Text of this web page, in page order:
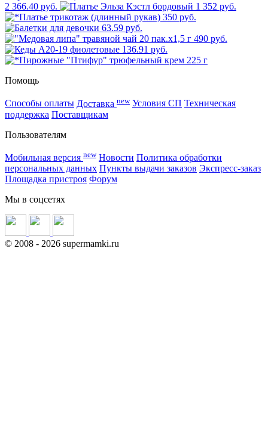
2 366.40 руб.
1 352 руб.
350 руб.
63.59 руб.
490 руб.
136.91 руб.
Помощь
Способы оплаты Доставка new Условия СП Техническая
поддержка Поставщикам
Пользователям
Мобильная версия new Новости Политика обработки
персональных данных Пункты выдачи заказов Экспресс-заказ
Площадка пристроя Форум
Мы в соцсетях
© 2008 - 2026 supermamki.ru